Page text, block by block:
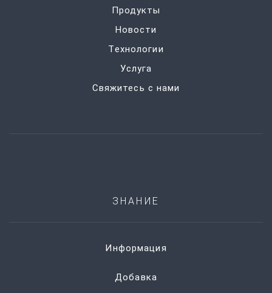
Продукты
Новости
Технологии
Услуга
Свяжитесь с нами
ЗНАНИЕ
Информация
Добавка